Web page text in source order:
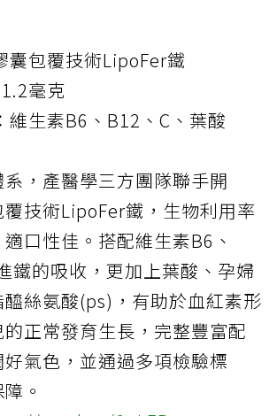
包覆技術LipoFer鐵
毫克
生素B6、B12、C、葉酸
，產醫學三方團隊聯手開
技術LipoFer鐵，生物利用率
口性佳。搭配維生素B6、
鐵的吸收，更加上葉酸、孕婦
絲氨酸(ps)，有助於血紅素形
正常發育生長，完整豐富配
氣色，並通過多項檢驗標
。